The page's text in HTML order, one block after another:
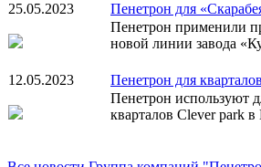
25.05.2023
Пенетрон для
Пенетрон применили
новой линии завода
12.05.2023
Пенетрон для
Пенетрон используют
кварталов Clever park в